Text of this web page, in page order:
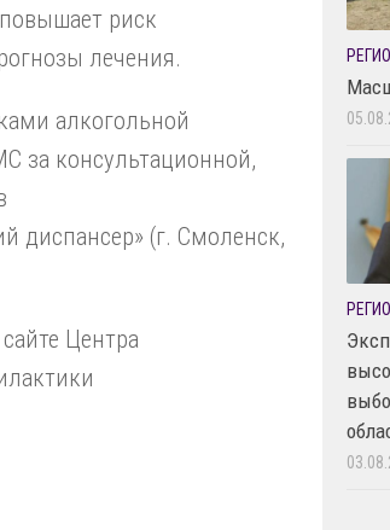
риск
лечения.
алкогольной
за консультационной,
диспансер» (г. Смоленск,
Центра